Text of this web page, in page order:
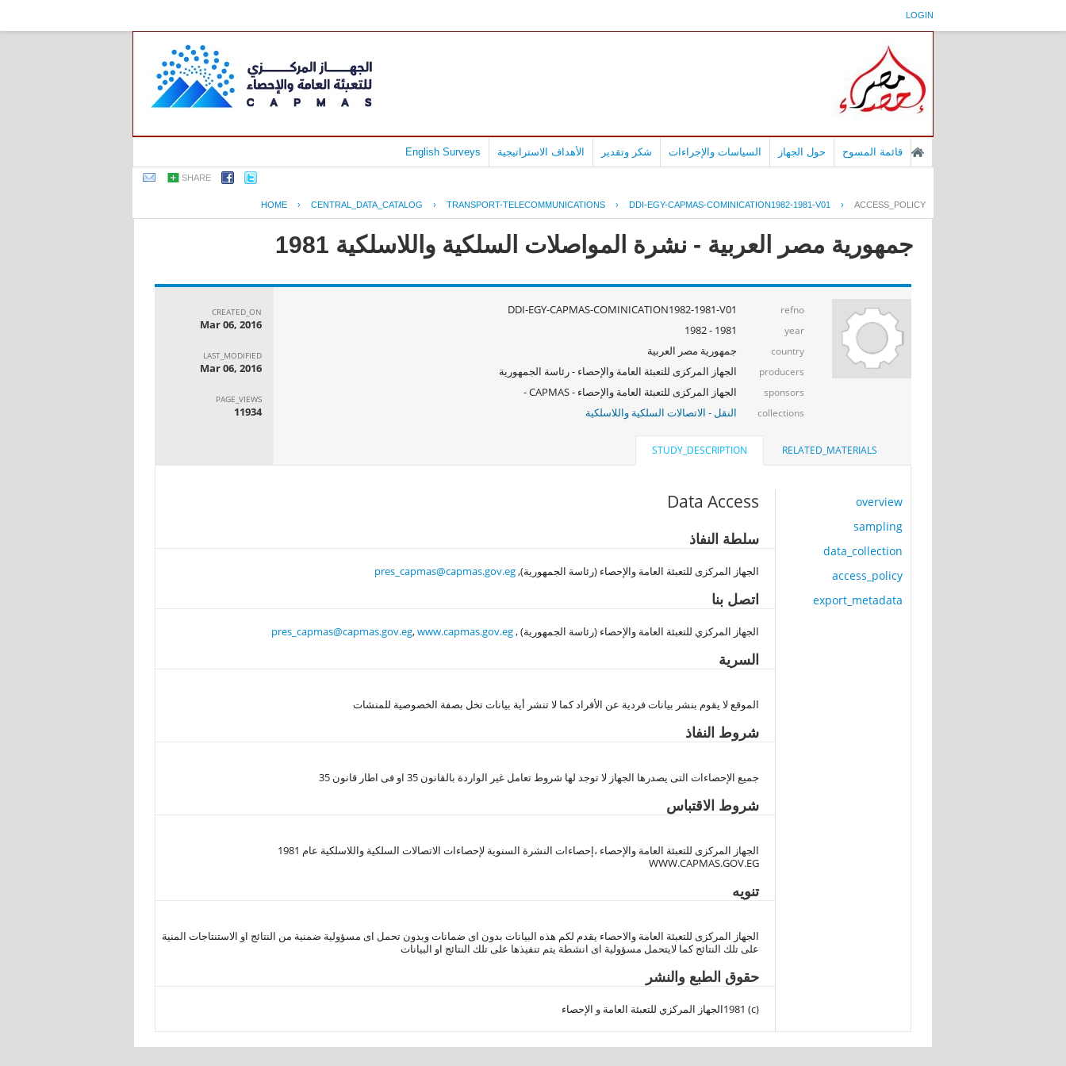
LOGIN
قائمة المسوح حول الجهاز السياسات والإجراءات شكر وتقدير الأهداف الاستراتيجية English Surveys
SHARE
HOME › CENTRAL_DATA_CATALOG › TRANSPORT-TELECOMMUNICATIONS › DDI-EGY-CAPMAS-COMINICATION1982-1981-V01 › ACCESS_POLICY
جمهورية مصر العربية - نشرة المواصلات السلكية واللاسلكية 1981
refno
DDI-EGY-CAPMAS-COMINICATION1982-1981-V01
year
1981 - 1982
country جمهورية مصر العربية
producers الجهاز المركزى للتعبئة العامة والإحصاء - رئاسة الجمهورية
sponsors الجهاز المركزى للتعبئة العامة والإحصاء - CAPMAS -
collections النقل - الاتصالات السلكية واللاسلكية
CREATED_ON
Mar 06, 2016
LAST_MODIFIED
Mar 06, 2016
PAGE_VIEWS
11934
RELATED_MATERIALS
STUDY_DESCRIPTION
overview
sampling
data_collection
access_policy
export_metadata
Data Access
سلطة النفاذ
الجهاز المركزى للتعبئة العامة والإحصاء (رئاسة الجمهورية),pres_capmas@capmas.gov.eg
اتصل بنا
الجهاز المركزي للتعبئة العامة والإحصاء (رئاسة الجمهورية) , pres_capmas@capmas.gov.eg,www.capmas.gov.eg
السرية
الموقع لا يقوم بنشر بيانات فردية عن الأفراد كما لا تنشر أية بيانات تخل بصفة الخصوصية للمنشات
شروط النفاذ
جميع الإحصاءات التى يصدرها الجهاز لا توجد لها شروط تعامل غير الواردة بالقانون 35 او فى اطار قانون 35
شروط الاقتباس
الجهاز المركزى للتعبئة العامة والإحصاء ،إحصاءات النشرة السنوية لإحصاءات الاتصالات السلكية واللاسلكية عام 1981
WWW.CAPMAS.GOV.EG
تنويه
الجهاز المركزى للتعبئة العامة والاحصاء يقدم لكم هذه البيانات بدون اى ضمانات وبدون تحمل اى مسؤولية ضمنية من النتائج او الاستنتاجات المنية
على تلك النتائج كما لايتحمل مسؤولية اى انشطة يتم تنفيذها على تلك النتائج او البيانات
حقوق الطبع والنشر
(c) 1981الجهاز المركزي للتعبئة العامة و الإحصاء